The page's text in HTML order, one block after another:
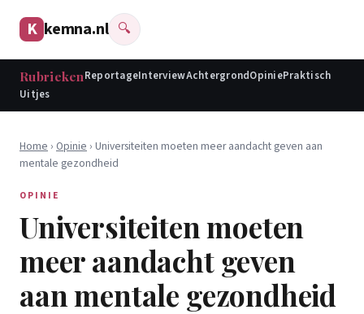
K kemna.nl 🔍
RubriekenReportageInterviewAchtergrondOpiniePraktisch
Uitjes
Home › Opinie › Universiteiten moeten meer aandacht geven aan
mentale gezondheid
OPINIE
Universiteiten moeten
meer aandacht geven
aan mentale gezondheid